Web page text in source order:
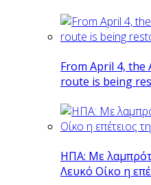
From April 4,
route is being
ΗΠΑ: Με
Λευκό Οίκο η